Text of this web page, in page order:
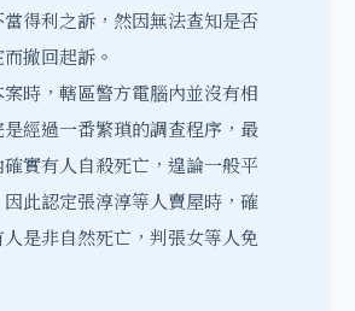
得利之訴，然因無法查知是否
撤回起訴。
時，轄區警方電腦內並沒有相
經過一番繁瑣的調查程序，最
實有人自殺死亡，遑論一般平
此認定張淳淳等人賣屋時，確
是非自然死亡，判張女等人免